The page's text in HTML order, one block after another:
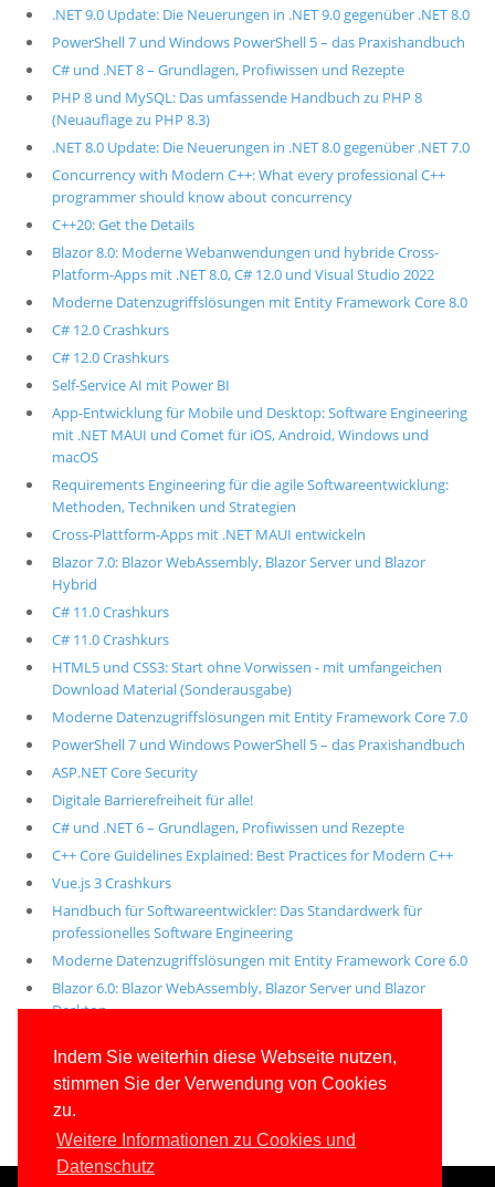
Indem Sie weiterhin diese Webseite nutzen,
stimmen Sie der Verwendung von Cookies
zu.
Weitere Informationen zu Cookies und
Datenschutz
.NET 9.0 Update: Die Neuerungen in .NET 9.0 gegenüber .NET 8.0
PowerShell 7 und Windows PowerShell 5 – das Praxishandbuch
C# und .NET 8 – Grundlagen, Profiwissen und Rezepte
PHP 8 und MySQL: Das umfassende Handbuch zu PHP 8
(Neuauflage zu PHP 8.3)
.NET 8.0 Update: Die Neuerungen in .NET 8.0 gegenüber .NET 7.0
Concurrency with Modern C++: What every professional C++
programmer should know about concurrency
C++20: Get the Details
Blazor 8.0: Moderne Webanwendungen und hybride Cross-
Platform-Apps mit .NET 8.0, C# 12.0 und Visual Studio 2022
Moderne Datenzugriffslösungen mit Entity Framework Core 8.0
C# 12.0 Crashkurs
C# 12.0 Crashkurs
Self-Service AI mit Power BI
App-Entwicklung für Mobile und Desktop: Software Engineering
mit .NET MAUI und Comet für iOS, Android, Windows und
macOS
Requirements Engineering für die agile Softwareentwicklung:
Methoden, Techniken und Strategien
Cross-Plattform-Apps mit .NET MAUI entwickeln
Blazor 7.0: Blazor WebAssembly, Blazor Server und Blazor
Hybrid
C# 11.0 Crashkurs
C# 11.0 Crashkurs
HTML5 und CSS3: Start ohne Vorwissen - mit umfangeichen
Download Material (Sonderausgabe)
Moderne Datenzugriffslösungen mit Entity Framework Core 7.0
PowerShell 7 und Windows PowerShell 5 – das Praxishandbuch
ASP.NET Core Security
Digitale Barrierefreiheit für alle!
C# und .NET 6 – Grundlagen, Profiwissen und Rezepte
C++ Core Guidelines Explained: Best Practices for Modern C++
Vue.js 3 Crashkurs
Handbuch für Softwareentwickler: Das Standardwerk für
professionelles Software Engineering
Moderne Datenzugriffslösungen mit Entity Framework Core 6.0
Blazor 6.0: Blazor WebAssembly, Blazor Server und Blazor
Desktop
Alle unsere aktuellen Fachbücher
E-Book-Abo für ab 99 Euro im Jahr